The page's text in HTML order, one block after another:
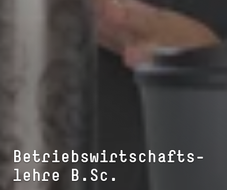
Betriebs­wirtschafts­
lehre B.Sc.